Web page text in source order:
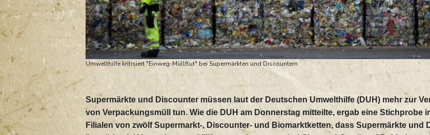
Umwelthilfe kritisiert "Einweg-Müllflut" bei Supermärkten und Discountern
Supermärkte und Discounter müssen laut der Deutschen Umwelthilfe (DUH) mehr zur
von Verpackungsmüll tun. Wie die DUH am Donnerstag mitteilte, ergab eine Stichprobe
Filialen von zwölf Supermarkt-, Discounter- und Biomarktketten, dass Supermärkte und